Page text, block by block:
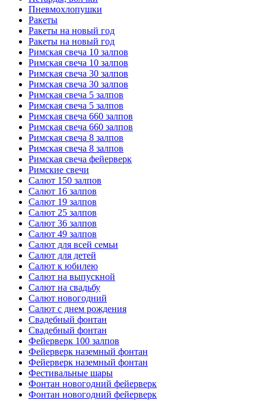
Пневмохлопушки
Ракеты
Ракеты на новый год
Ракеты на новый год
Римская свеча 10 залпов
Римская свеча 10 залпов
Римская свеча 30 залпов
Римская свеча 30 залпов
Римская свеча 5 залпов
Римская свеча 5 залпов
Римская свеча 660 залпов
Римская свеча 660 залпов
Римская свеча 8 залпов
Римская свеча 8 залпов
Римская свеча фейерверк
Римские свечи
Салют 150 залпов
Салют 16 залпов
Салют 19 залпов
Салют 25 залпов
Салют 36 залпов
Салют 49 залпов
Салют для всей семьи
Салют для детей
Салют к юбилею
Салют на выпускной
Салют на свадьбу
Салют новогодний
Салют с днем рождения
Свадебный фонтан
Свадебный фонтан
Фейерверк 100 залпов
Фейерверк наземный фонтан
Фейерверк наземный фонтан
Фестивальные шары
Фонтан новогодний фейерверк
Фонтан новогодний фейерверк